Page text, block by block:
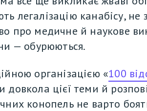
легалізацію канабісу,
про медичне й наукове
— обурюються.
організацією «100
довкола цієї теми й
конопель не варто